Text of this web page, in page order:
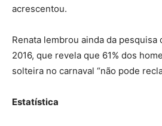
acrescentou.
Renata lembrou ainda da pesquisa
2016, que revela que 61% dos
solteira no carnaval “não pode
Estatística